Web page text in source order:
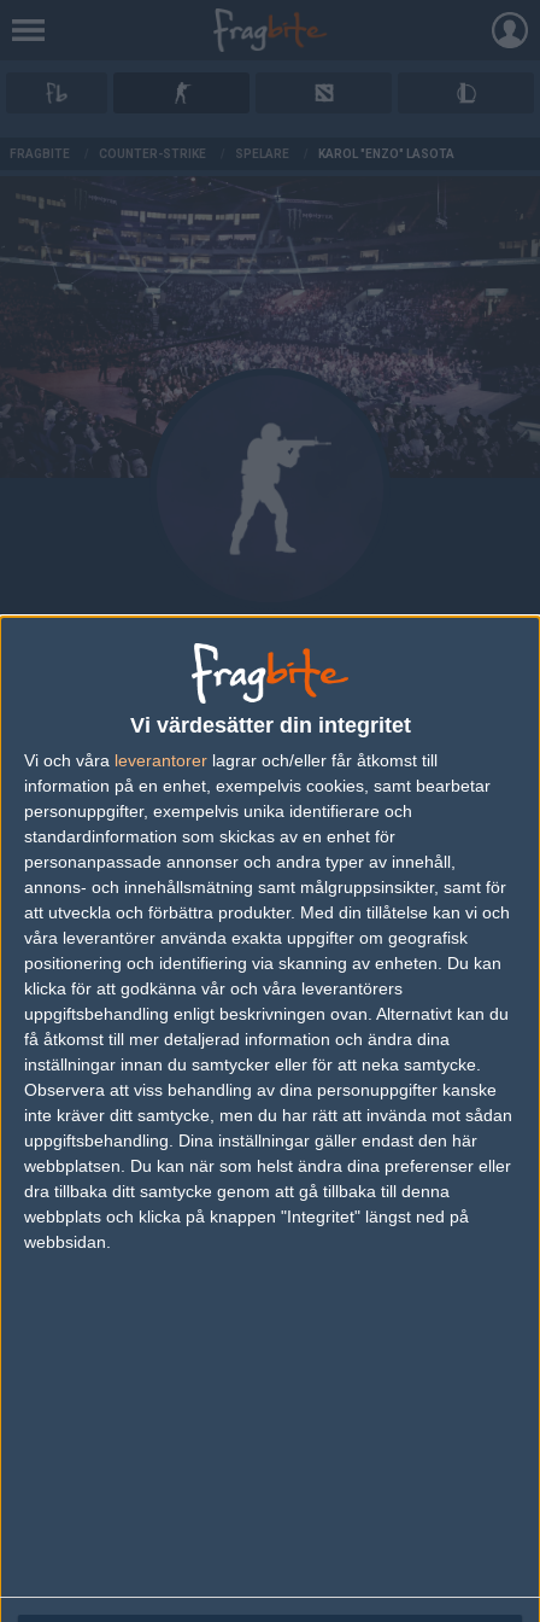
Vi värdesätter din integritet
Vi och våra leverantorer lagrar och/eller får åtkomst till
information på en enhet, exempelvis cookies, samt bearbetar
personuppgifter, exempelvis unika identifierare och
standardinformation som skickas av en enhet för
personanpassade annonser och andra typer av innehåll,
annons- och innehållsmätning samt målgruppsinsikter, samt för
att utveckla och förbättra produkter. Med din tillåtelse kan vi och
våra leverantörer använda exakta uppgifter om geografisk
positionering och identifiering via skanning av enheten. Du kan
klicka för att godkänna vår och våra leverantörers
uppgiftsbehandling enligt beskrivningen ovan. Alternativt kan du
få åtkomst till mer detaljerad information och ändra dina
inställningar innan du samtycker eller för att neka samtycke.
Observera att viss behandling av dina personuppgifter kanske
inte kräver ditt samtycke, men du har rätt att invända mot sådan
uppgiftsbehandling. Dina inställningar gäller endast den här
webbplatsen. Du kan när som helst ändra dina preferenser eller
dra tillbaka ditt samtycke genom att gå tillbaka till denna
webbplats och klicka på knappen "Integritet" längst ned på
webbsidan.
FRAGBITE COUNTER-STRIKE SPELARE KAROL "ENZO" LASOTA
Karol "Enzo" Lasota
POLAND | SPELAR FÖR AGO ESPORTS
Matcher
Bio
Karol "Enzo" Lasota är en Counter-Strike: Global Offensive-spelare
från Poland, som för närvarande spelar i AGO Esports.
Senaste matcherna
Inga spelade matcher
Följ oss i social media
Följ oss på Facebook
Följ oss på Twitter
Följ oss på Instagram
Följ oss på Twitch